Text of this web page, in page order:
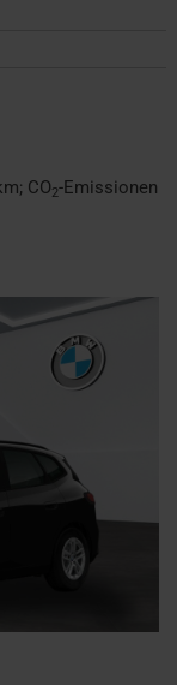
; CO2-Emissionen